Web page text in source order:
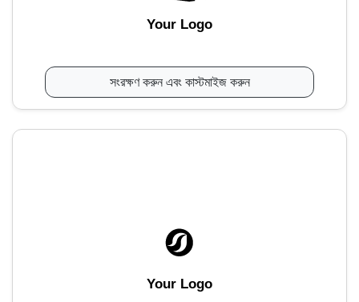
Your Logo
সংরক্ষণ করুন এবং কাস্টমাইজ করুন
Your Logo